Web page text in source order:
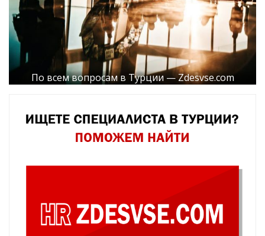
По всем вопросам в Турции — Zdesvse.com